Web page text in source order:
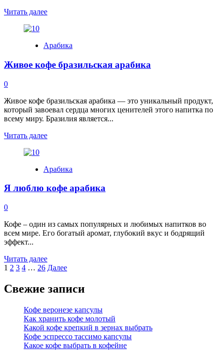
Читать далееRead
арабика
описание
Арабика
Живое кофе бразильская арабика
0
Живое кофе бразильская арабика — это уникальный продукт,
который завоевал сердца многих ценителей этого напитка по
всему миру. Бразилия является...
Читать далееRead
кофе
арабика
Арабика
Я люблю кофе арабика
0
Кофе – один из самых популярных и любимых напитков во
всем мире. Его богатый аромат, глубокий вкус и бодрящий
эффект...
Читать далееRead
more
люблю
арабика
Пагинация
записей
1 2 3 4 … 26 Далее
Свежие записи
Кофе веронезе капсулы
Как хранить кофе молотый
Какой кофе крепкий в зернах выбрать
Кофе эспрессо тассимо капсулы
Какое кофе выбрать в кофейне